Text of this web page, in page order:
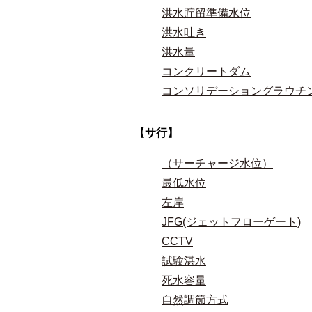
洪水貯留準備水位
洪水吐き
洪水量
コンクリートダム
コンソリデーショングラウチ
【サ行】
（サーチャージ水位）
最低水位
左岸
JFG(ジェットフローゲート)
CCTV
試験湛水
死水容量
自然調節方式